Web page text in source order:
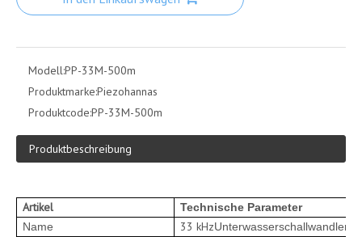
Modell:PP-33M-500m
Produktmarke:Piezohannas
Produktcode:PP-33M-500m
Produktbeschreibung
Artikel
Technische Parameter
Name
33 kHzUnterwasserschallwandler